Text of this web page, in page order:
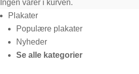
Ingen varer i kurven.
Plakater
Populære plakater
Nyheder
Se alle kategorier